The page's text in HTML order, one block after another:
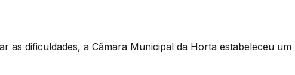
as dificuldades, a Câmara Municipal da Horta estabeleceu